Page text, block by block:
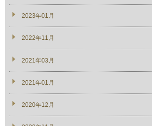
2023年01月
2022年11月
2021年03月
2021年01月
2020年12月